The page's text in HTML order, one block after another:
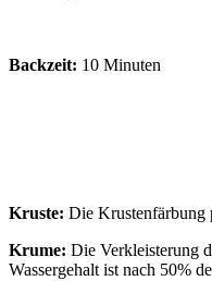
Backzeit: 10 Minuten
Kruste: Die Krustenfärbung
Krume: Die Verkleisterung
Wassergehalt ist nach 50%